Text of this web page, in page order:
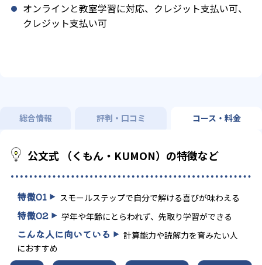
オンラインと教室学習に対応、クレジット支払い可、
クレジット支払い可
総合情報 評判・口コミ コース・料金
公文式 （くもん・KUMON）の特徴など
特徴01 スモールステップで自分で解ける喜びが味わえる
特徴02 学年や年齢にとらわれず、先取り学習ができる
こんな人に向いている
計算能力や読解力を育みたい人
におすすめ